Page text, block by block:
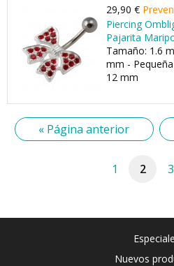
29,90 €
Piercing
Pajarita
Tamaño: 1.6
mm -
12 mm
« Página anterior
1 2 3
Nuevos